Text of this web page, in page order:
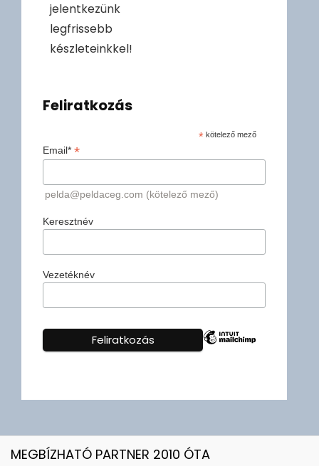
jelentkezünk
legfrissebb
készleteinkkel!
Feliratkozás
* kötelező mező
Email* *
pelda@peldaceg.com (kötelező mező)
Keresztnév
Vezetéknév
MEGBÍZHATÓ PARTNER 2010 ÓTA